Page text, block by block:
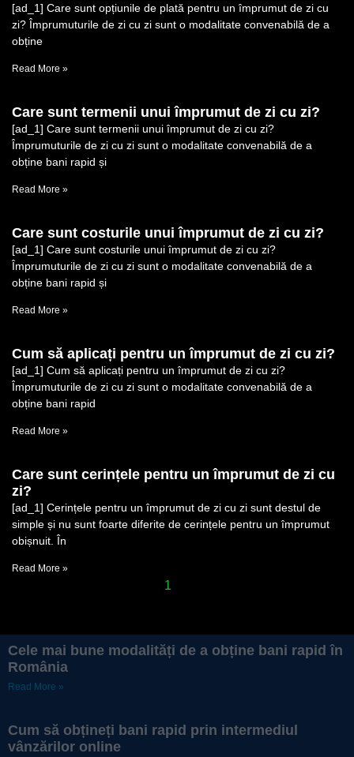
[ad_1] Care sunt opțiunile de plată pentru un împrumut de zi cu
zi? Împrumuturile de zi cu zi sunt o modalitate convenabilă de a
obține
Read More »
Care sunt termenii unui împrumut de zi cu zi?
[ad_1] Care sunt termenii unui împrumut de zi cu zi?
Împrumuturile de zi cu zi sunt o modalitate convenabilă de a
obține bani rapid și
Read More »
Care sunt costurile unui împrumut de zi cu zi?
[ad_1] Care sunt costurile unui împrumut de zi cu zi?
Împrumuturile de zi cu zi sunt o modalitate convenabilă de a
obține bani rapid și
Read More »
Cum să aplicați pentru un împrumut de zi cu zi?
[ad_1] Cum să aplicați pentru un împrumut de zi cu zi?
Împrumuturile de zi cu zi sunt o modalitate convenabilă de a
obține bani rapid
Read More »
Care sunt cerințele pentru un împrumut de zi cu
zi?
[ad_1] Cerințele pentru un împrumut de zi cu zi sunt destul de
simple și nu sunt foarte diferite de cerințele pentru un împrumut
obișnuit. În
Read More »
1
Cele mai bune modalități de a obține bani rapid în
România
Read More »
Cum să obțineți bani rapid prin intermediul
vânzărilor online